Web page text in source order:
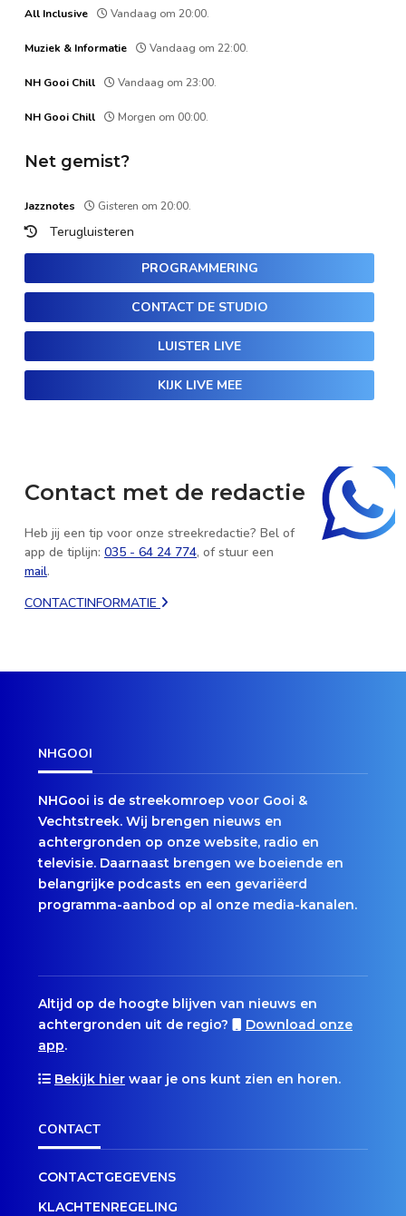
All Inclusive Vandaag om 20:00.
Muziek & Informatie Vandaag om 22:00.
NH Gooi Chill Vandaag om 23:00.
NH Gooi Chill Morgen om 00:00.
Net gemist?
Jazznotes Gisteren om 20:00.
Terugluisteren
PROGRAMMERING
CONTACT DE STUDIO
LUISTER LIVE
KIJK LIVE MEE
Contact met de redactie
Heb jij een tip voor onze streekredactie? Bel of
app de tiplijn: 035 - 64 24 774, of stuur een
mail.
CONTACTINFORMATIE
NHGOOI
NHGooi is de streekomroep voor Gooi &
Vechtstreek. Wij brengen nieuws en
achtergronden op onze website, radio en
televisie. Daarnaast brengen we boeiende en
belangrijke podcasts en een gevariëerd
programma-aanbod op al onze media-kanalen.
Altijd op de hoogte blijven van nieuws en
achtergronden uit de regio?
Download onze
app.
Bekijk hier waar je ons kunt zien en horen.
CONTACT
CONTACTGEGEVENS
KLACHTENREGELING